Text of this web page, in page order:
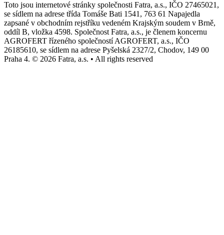
Toto jsou internetové stránky společnosti Fatra, a.s., IČO 27465021,
se sídlem na adrese třída Tomáše Bati 1541, 763 61 Napajedla
zapsané v obchodním rejstříku vedeném Krajským soudem v Brně,
oddíl B, vložka 4598. Společnost Fatra, a.s., je členem koncernu
AGROFERT řízeného společností AGROFERT, a.s., IČO
26185610, se sídlem na adrese Pyšelská 2327/2, Chodov, 149 00
Praha 4. © 2026 Fatra, a.s. • All rights reserved